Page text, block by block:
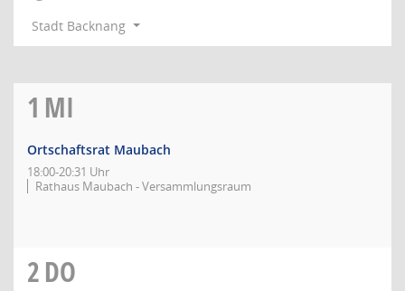
Stadt Backnang
1 MI
Ortschaftsrat Maubach
18:00-20:31 Uhr
Rathaus Maubach - Versammlungsraum
2DO